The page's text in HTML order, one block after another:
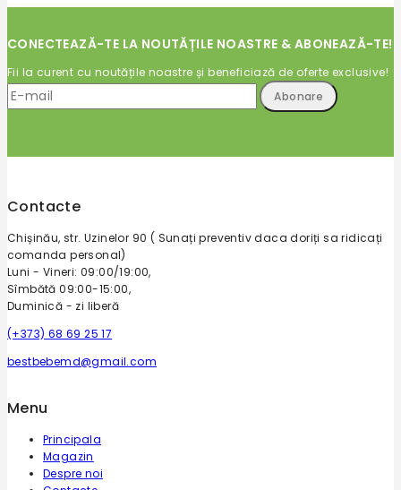
CONECTEAZĂ-TE LA NOUTĂȚILE NOASTRE & ABONEAZĂ-TE!
Fii la curent cu noutățile noastre și beneficiază de oferte exclusive!
Contacte
Chișinău, str. Uzinelor 90 ( Sunați preventiv daca doriți sa ridicați
comanda personal)
Luni - Vineri: 09:00/19:00,
Sîmbătă 09:00-15:00,
Duminică - zi liberă
(+373) 68 69 25 17
bestbebemd@gmail.com
Menu
Principala
Magazin
Despre noi